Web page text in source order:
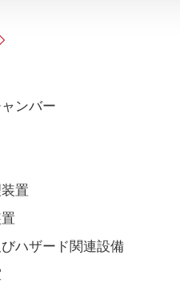
ンバー
置
ハザード関連設備